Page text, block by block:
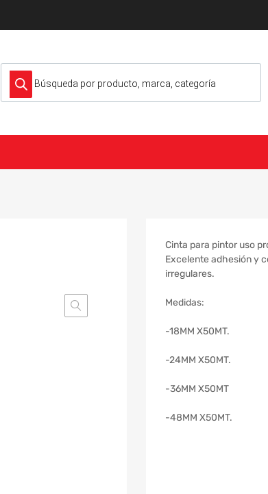
Búsqueda de productos
Cinta para pintor uso
Excelente adhesión y
irregulares.
Medidas:
-18MM X50MT.
-24MM X50MT.
-36MM X50MT
-48MM X50MT.